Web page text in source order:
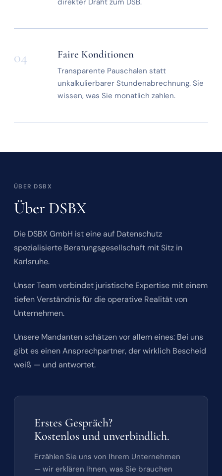
direkter Draht zum DSB.
04 Faire Konditionen
Transparente Pauschalen statt
unkalkulierbarer Stundenabrechnung. Sie
wissen, was Sie monatlich zahlen.
ÜBER DSBX
Über DSBX
Die DSBX GmbH ist eine auf Datenschutz
spezialisierte Beratungsgesellschaft mit Sitz in
Karlsruhe.
Unser Team verbindet juristische Expertise mit einem
tiefen Verständnis für die operative Realität von
Unternehmen.
Unsere Mandanten schätzen vor allem eines: Bei uns
gibt es einen Ansprechpartner, der wirklich Bescheid
weiß — und antwortet.
Erstes Gespräch?
Kostenlos und unverbindlich.
Erzählen Sie uns von Ihrem Unternehmen
— wir erklären Ihnen, was Sie brauchen